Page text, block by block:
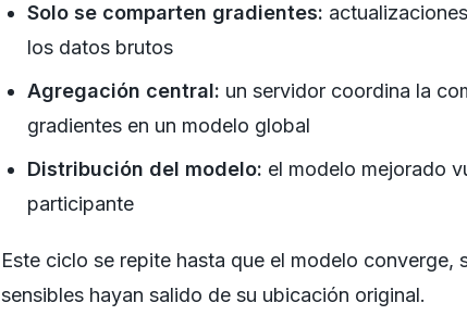
Solo se comparten gradientes:
los datos brutos
Agregación central: un servidor coordina la
gradientes en un modelo global
Distribución del modelo: el modelo mejorado
participante
Este ciclo se repite hasta que el modelo converge,
sensibles hayan salido de su ubicación original.